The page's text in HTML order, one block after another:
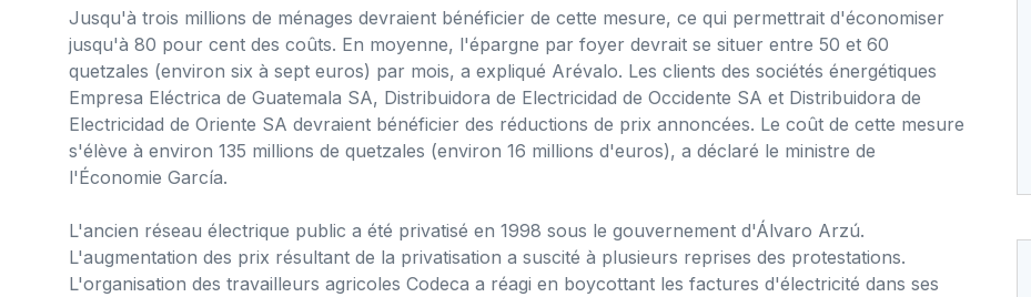
Jusqu'à trois millions de ménages devraient bénéficier de cette mesure, ce qui permettrait d'économiser
jusqu'à 80 pour cent des coûts. En moyenne, l'épargne par foyer devrait se situer entre 50 et 60
quetzales (environ six à sept euros) par mois, a expliqué Arévalo. Les clients des sociétés énergétiques
Empresa Eléctrica de Guatemala SA, Distribuidora de Electricidad de Occidente SA et Distribuidora de
Electricidad de Oriente SA devraient bénéficier des réductions de prix annoncées. Le coût de cette mesure
s'élève à environ 135 millions de quetzales (environ 16 millions d'euros), a déclaré le ministre de
l'Économie García.
L'ancien réseau électrique public a été privatisé en 1998 sous le gouvernement d'Álvaro Arzú.
L'augmentation des prix résultant de la privatisation a suscité à plusieurs reprises des protestations.
L'organisation des travailleurs agricoles Codeca a réagi en boycottant les factures d'électricité dans ses